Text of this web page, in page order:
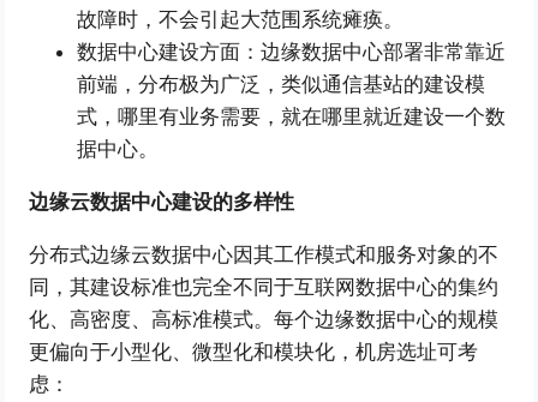
故障时，不会引起大范围系统瘫痪。
数据中心建设方面：边缘数据中心部署非常靠近
前端，分布极为广泛，类似通信基站的建设模
式，哪里有业务需要，就在哪里就近建设一个数
据中心。
边缘云数据中心建设的多样性
分布式边缘云数据中心因其工作模式和服务对象的不
同，其建设标准也完全不同于互联网数据中心的集约
化、高密度、高标准模式。每个边缘数据中心的规模
更偏向于小型化、微型化和模块化，机房选址可考
虑：